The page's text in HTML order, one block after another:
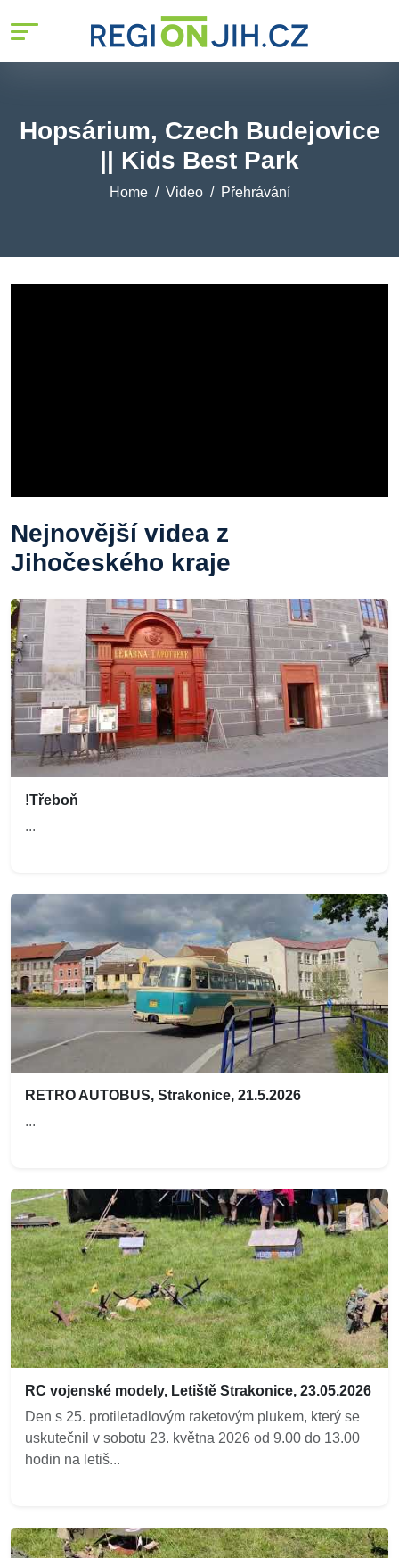
Hopsárium, Czech Budejovice
|| Kids Best Park
Home Video Přehrávání
Nejnovější videa z
Jihočeského kraje
!Třeboň
...
RETRO AUTOBUS, Strakonice, 21.5.2026
...
RC vojenské modely, Letiště Strakonice, 23.05.2026
Den s 25. protiletadlovým raketovým plukem, který se
uskutečnil v sobotu 23. května 2026 od 9.00 do 13.00
hodin na letiš...